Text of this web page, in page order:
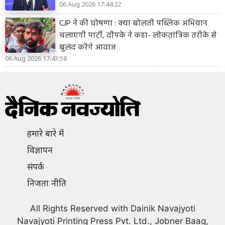
06 Aug 2026 17:44:22
CJP ने की घोषणा : क्या बोलती पब्लिक अभियान
चलाएगी पार्टी, दीपके ने कहा- लोकतांत्रिक तरीके से
बुलंद करेंगे आवाज
06 Aug 2026 17:43:58
हमारे बारे में
विज्ञापन
संपर्क
निजता नीति
All Rights Reserved with Dainik Navajyoti
Navajyoti Printing Press Pvt. Ltd., Jobner Baag,